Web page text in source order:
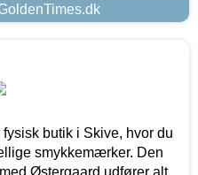
butik i Skive, hvor du
smykkemærker. Den
Østergaard udfører alt